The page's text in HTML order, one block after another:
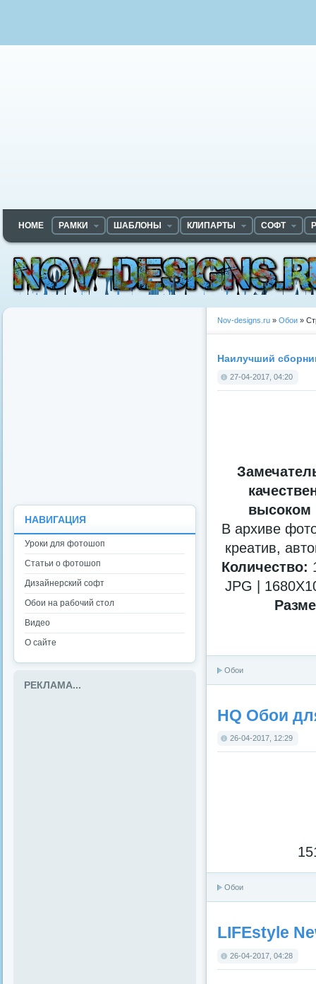
HOME РАМКИ ШАБЛОНЫ КЛИПАРТЫ СОФТ
Nov-designs.ru » Обои »
Наилучший
27-04-2017, 04:20
высоком
В архиве
креатив,
Количество:
JPG |
Обои
HQ Обои
26-04-2017, 12:29
Обои
LIFEstyle
26-04-2017, 04:28
НАВИГАЦИЯ
Уроки для фотошоп
Статьи о фотошоп
Дизайнерский софт
Обои на рабочий стол
Видео
О сайте
РЕКЛАМА...